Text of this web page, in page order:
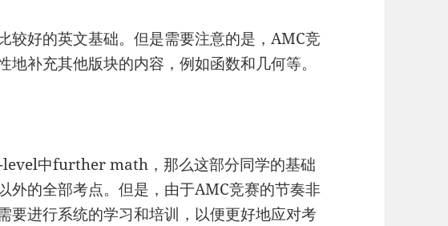
较好的英文基础。但是需要注意的是，AMC竞
地补充其他版块的内容，例如函数和几何等。
中further math，那么这部分同学的基础
外的全部考点。但是，由于AMC竞赛的节奏非
要进行系统的学习和培训，以便更好地应对考